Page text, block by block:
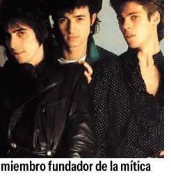
fundador de la mítica